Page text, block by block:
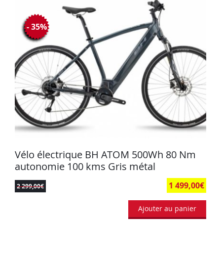
Vélo électrique BH ATOM 500Wh 80 Nm
autonomie 100 kms Gris métal
2 299,00€ 1 499,00€
- 35%
Ajouter au panier